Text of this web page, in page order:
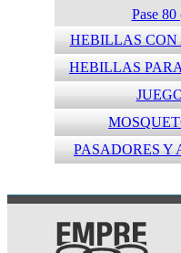
Pase 80
HEBILLAS CON
HEBILLAS
PASADORES Y